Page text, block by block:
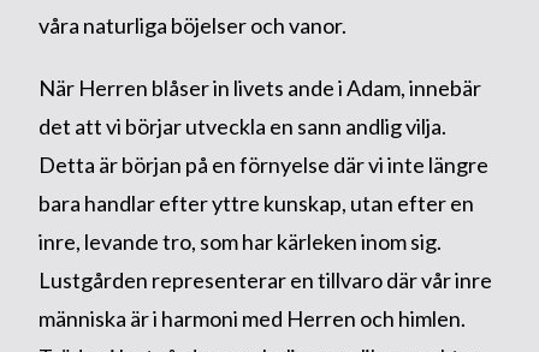
våra naturliga böjelser och vanor.
När Herren blåser in livets ande i Adam, innebär
det att vi börjar utveckla en sann andlig vilja.
Detta är början på en förnyelse där vi inte längre
bara handlar efter yttre kunskap, utan efter en
inre, levande tro, som har kärleken inom sig.
Lustgården representerar en tillvaro där vår inre
människa är i harmoni med Herren och himlen.